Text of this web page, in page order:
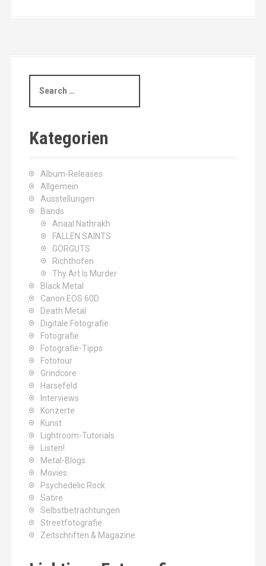
a
c
h
Kategorien
Album-Releases
Allgemein
Ausstellungen
Bands
Anaal Nathrakh
FALLEN SAINTS
GORGUTS
Richthofen
Thy Art Is Murder
Black Metal
Canon EOS 60D
Death Metal
Digitale Fotografie
Fotografie
Fotografie-Tipps
Fototour
Grindcore
Harsefeld
Interviews
Konzerte
Kunst
Lightroom-Tutorials
Listen!
Metal-Blogs
Movies
Psychedelic Rock
Satire
Selbstbetrachtungen
Streetfotografie
Zeitschriften & Magazine